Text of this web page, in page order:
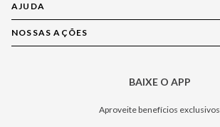
Quem Somos
Nossas Lojas
Política de Privacidade
AJUDA
Compre pelo WhatsApp
Central de Relacionamento
NOSSAS AÇÕES
BAIXE O APP
Aproveite benefícios exclusivos